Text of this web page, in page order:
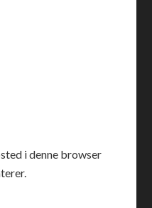
i denne browser